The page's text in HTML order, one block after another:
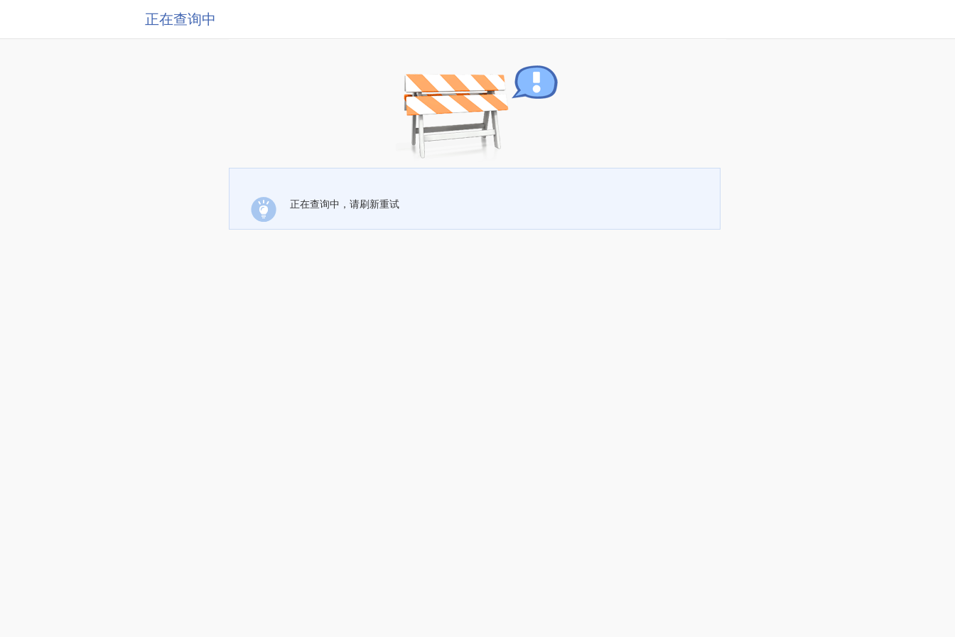
正在查询中
正在查询中，请刷新重试